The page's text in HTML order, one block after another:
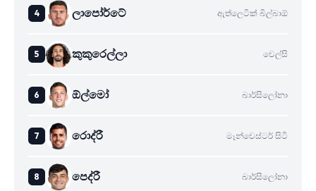
ලාපෝර්ටේ ඇත්ලෙටික් බිල්බාඕ
කුකුරෙල්ලා චෙල්සි
ඕල්මෝ බාර්සිලෝනා
රොද්රී මෑන්චෙස්ටර් සිටි
පෙද්රී බාර්සිලෝනා